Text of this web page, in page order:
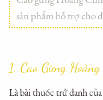
sản phẩm bỗ trợ cho
1. Cao Gừng
Là bài thuốc trứ danh